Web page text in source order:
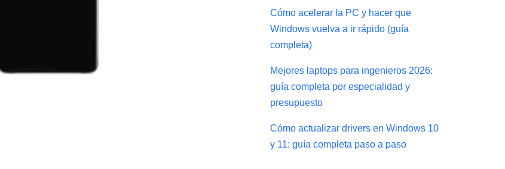
Cómo acelerar la PC y hacer que
Windows vuelva a ir rápido (guía
completa)
Mejores laptops para ingenieros 2026:
guía completa por especialidad y
presupuesto
Cómo actualizar drivers en Windows 10
y 11: guía completa paso a paso